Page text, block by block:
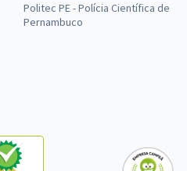
Politec PE - Polícia Científica de
Pernambuco